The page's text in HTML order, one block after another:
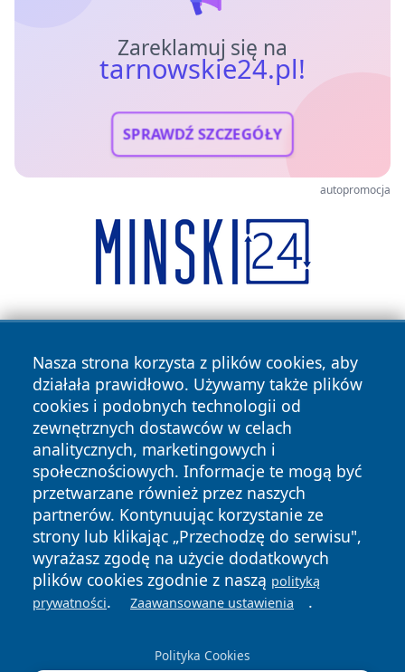
Zareklamuj się na
tarnowskie24.pl!
SPRAWDŹ SZCZEGÓŁY
autopromocja
Nasza strona korzysta z plików cookies, aby
działała prawidłowo. Używamy także plików
cookies i podobnych technologii od
zewnętrznych dostawców w celach
analitycznych, marketingowych i
społecznościowych. Informacje te mogą być
przetwarzane również przez naszych
partnerów. Kontynuując korzystanie ze
strony lub klikając „Przechodzę do serwisu",
wyrażasz zgodę na użycie dodatkowych
plików cookies zgodnie z naszą polityką
prywatności. Zaawansowane ustawienia .
Polityka Cookies
Copyright © 2026 tarnowskie24.pl Wszystkie prawa
zastrzeżone.
News Autorzy
Polityka
Prywatności
Polityka
Cookies